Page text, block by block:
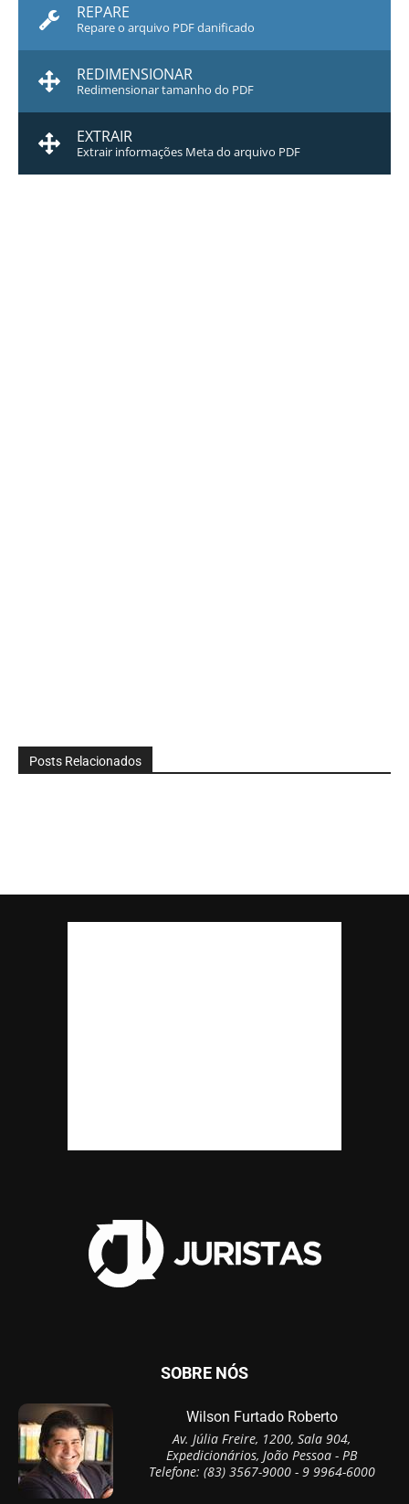
REPARE
Repare o arquivo PDF danificado
REDIMENSIONAR
Redimensionar tamanho do PDF
EXTRAIR
Extrair informações Meta do arquivo PDF
Posts Relacionados
SOBRE NÓS
Wilson Furtado Roberto
Av. Júlia Freire, 1200, Sala 904,
Expedicionários, João Pessoa - PB
Telefone: (83) 3567-9000 - 9 9964-6000